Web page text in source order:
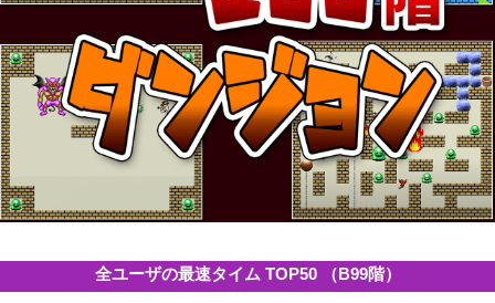
全ユーザの最速タイム TOP50 （B99階）